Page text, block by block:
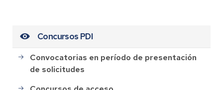
Concursos PDI
Convocatorias en período de presentación
de solicitudes